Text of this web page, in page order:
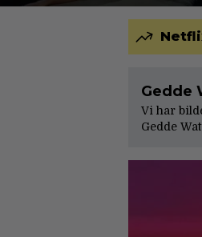
Gedde
Vi har
Gedde